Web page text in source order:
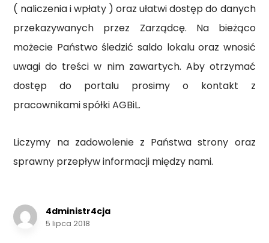
( naliczenia i wpłaty ) oraz ułatwi dostęp do danych
przekazywanych przez Zarządcę. Na bieżąco
możecie Państwo śledzić saldo lokalu oraz wnosić
uwagi do treści w nim zawartych. Aby otrzymać
dostęp do portalu prosimy o kontakt z
pracownikami spółki AGBiL.
Liczymy na zadowolenie z Państwa strony oraz
sprawny przepływ informacji między nami.
4dministr4cja
5 lipca 2018